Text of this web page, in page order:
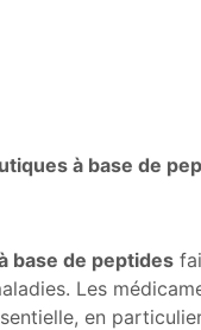
à base de
base de peptides
Les
en